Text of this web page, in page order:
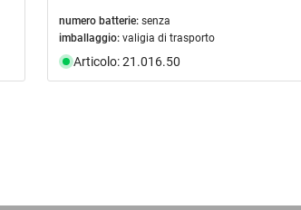
numero batterie: senza
imballaggio: valigia di trasporto
Articolo: 21.016.50